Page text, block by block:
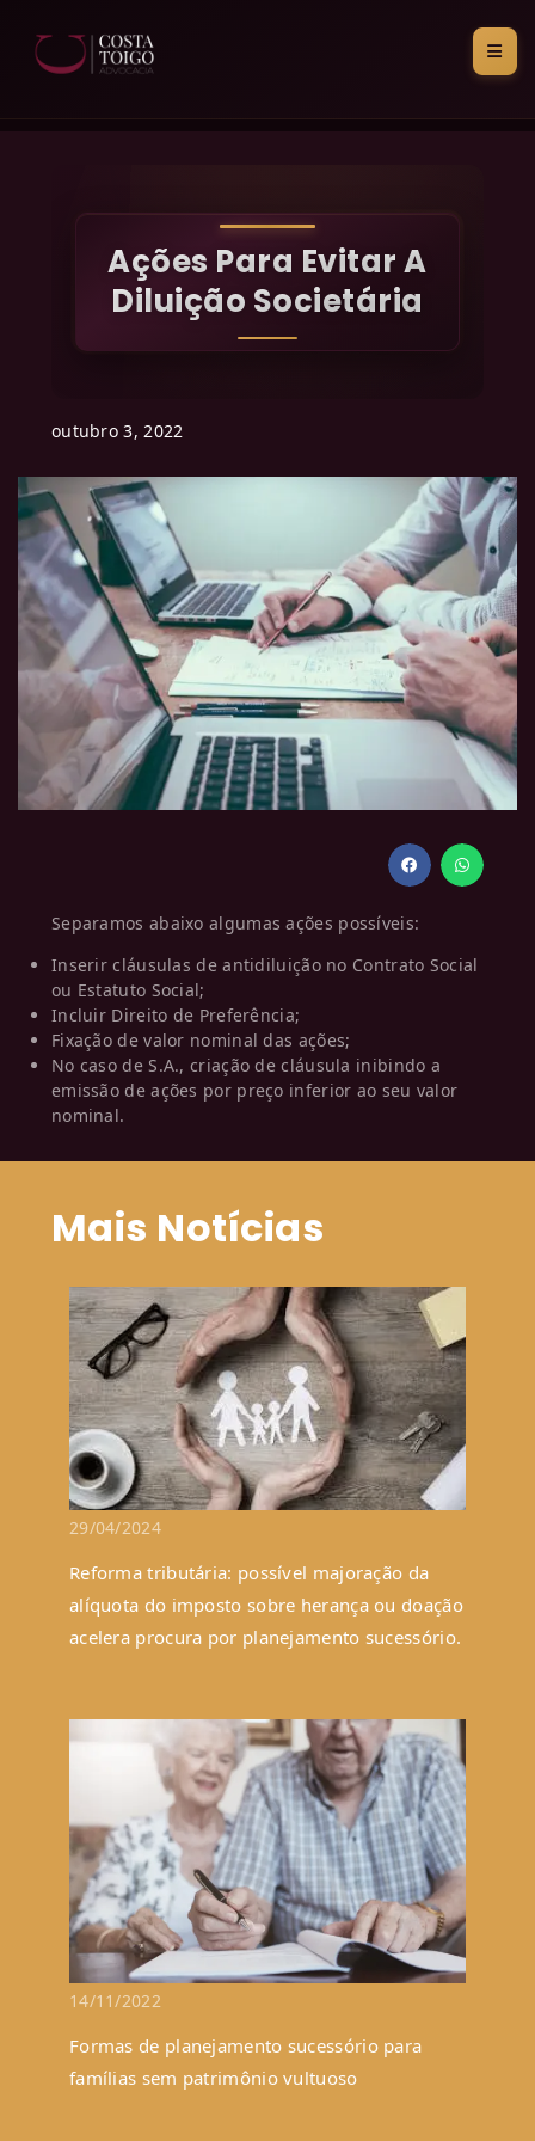
Ações Para Evitar A
Diluição Societária
outubro 3, 2022
Separamos abaixo algumas ações possíveis:
Inserir cláusulas de antidiluição no Contrato Social
ou Estatuto Social;
Incluir Direito de Preferência;
Fixação de valor nominal das ações;
No caso de S.A., criação de cláusula inibindo a
emissão de ações por preço inferior ao seu valor
nominal.
Mais Notícias
29/04/2024
Reforma tributária: possível majoração da
alíquota do imposto sobre herança ou doação
acelera procura por planejamento sucessório.
14/11/2022
Formas de planejamento sucessório para
famílias sem patrimônio vultuoso